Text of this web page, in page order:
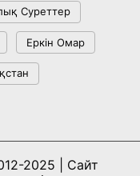
Суреттер
Еркін Омар
2025 | Сайт